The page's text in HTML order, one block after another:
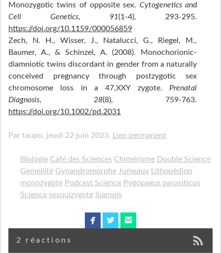
Monozygotic twins of opposite sex. Cytogenetics and
Cell Genetics, 91(1‑4), 293‑295.
https://doi.org/10.1159/000056859
Zech, N. H., Wisser, J., Natalucci, G., Riegel, M.,
Baumer, A., & Schinzel, A. (2008). Monochorionic-
diamniotic twins discordant in gender from a naturally
conceived pregnancy through postzygotic sex
chromosome loss in a 47,XXY zygote. Prenatal
Diagnosis, 28(8), 759‑763.
https://doi.org/10.1002/pd.2031
Par taupo, jeudi 22 juin 2023. Lien permanent
Biologie Café des Sciences Chimérisme Double Science
Gemellité Gynandromorphe Jumeaux
Lithopédion
monozygote Podcast Science Pygopagus parasiticus
Science sesquizygote Siamois
facebook twitterbird email
2 réactions